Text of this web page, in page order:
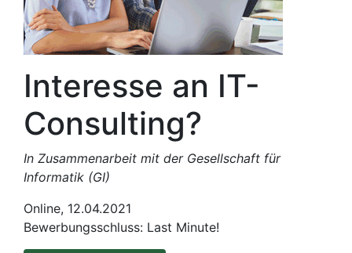
Interesse an IT-
Consulting?
In Zusammenarbeit mit der Gesellschaft für
Informatik (GI)
Online, 12.04.2021
Bewerbungsschluss: Last Minute!